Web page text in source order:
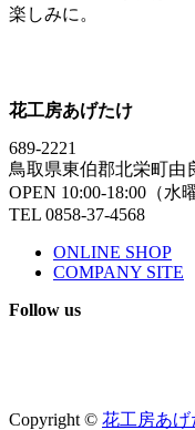
楽しみに。
花工房あげたけ
689-2221
鳥取県東伯郡北栄町由
OPEN 10:00-18:00（水
TEL 0858-37-4568
ONLINE SHOP
COMPANY SITE
Follow us
Copyright © 花工房あげ